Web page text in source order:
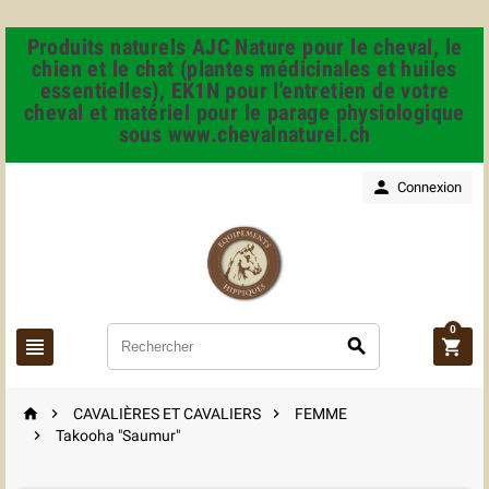
Produits naturels AJC Nature pour le cheval, le
chien et le chat (plantes médicinales et huiles
essentielles), EK1N pour l'entretien de votre
cheval et matériel pour le parage physiologique
sous www.chevalnaturel.ch
 Connexion
  
0
  CAVALIÈRES ET CAVALIERS 
FEMME

Takooha "Saumur"